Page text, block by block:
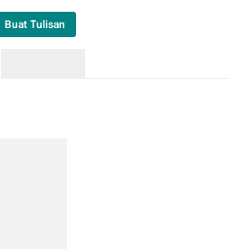
Buat Tulisan